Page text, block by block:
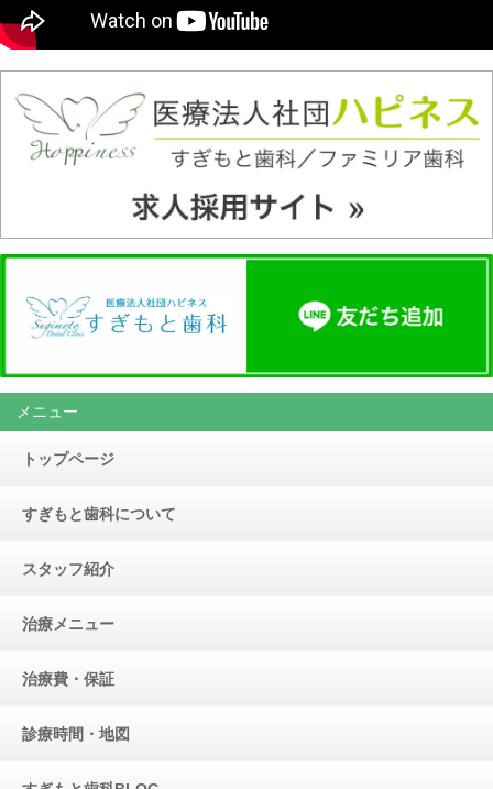
メニュー
トップページ
すぎもと歯科について
スタッフ紹介
治療メニュー
治療費・保証
診療時間・地図